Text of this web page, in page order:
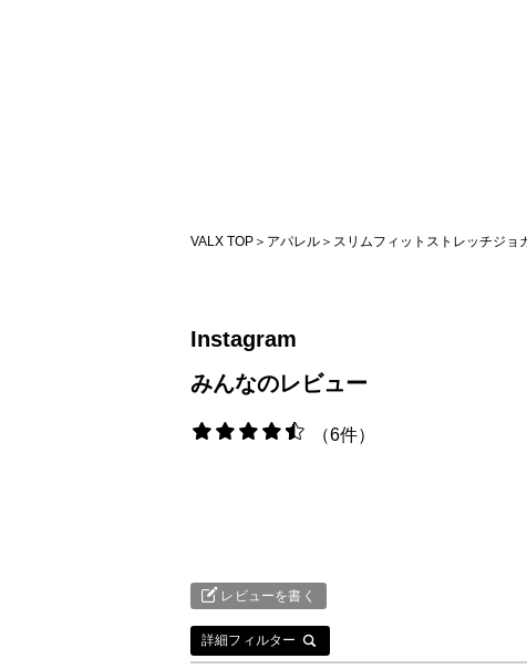
VALX TOP アパレル スリムフィットストレッチジョ
Instagram
みんなのレビュー
6件
レビューを書く
詳細フィルター